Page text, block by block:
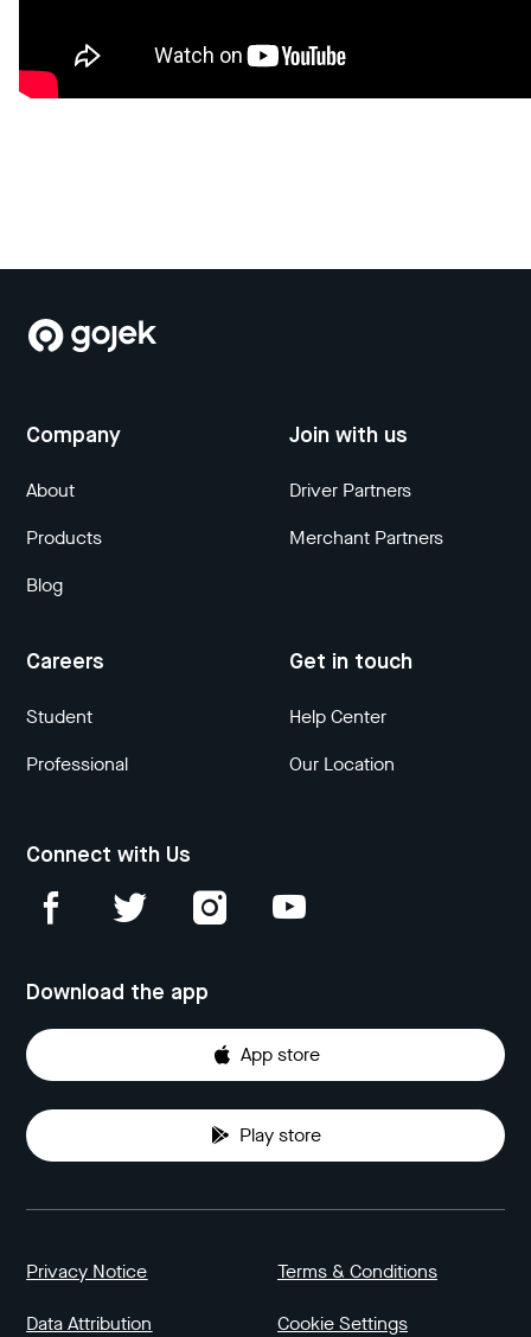
Company
About
Products
Blog
Join with us
Driver Partners
Merchant Partners
Careers
Student
Professional
Get in touch
Help Center
Our Location
Connect with Us
Download the app
App store
Play store
Privacy Notice Terms & Conditions
Data Attribution Cookie Settings